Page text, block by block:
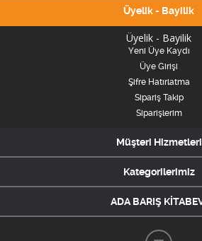
Üyelik - Bayilik
Üyelik - Bayilik
Yeni Üye Kaydı
Üye Girişi
Şifre Hatırlatma
Sipariş Takip
Siparişlerim
Müşteri Hizmetleri
Kategorilerimiz
ADA BARIŞ